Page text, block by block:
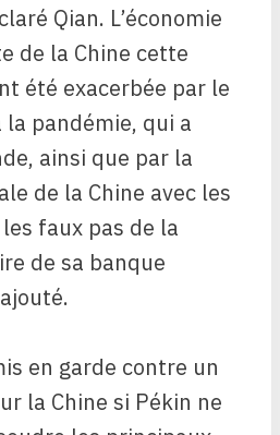
Qian. L’économie
de la Chine cette
été exacerbée par le
pandémie, qui a
ainsi que par la
de la Chine avec les
faux pas de la
de sa banque
en garde contre un
la Chine si Pékin ne